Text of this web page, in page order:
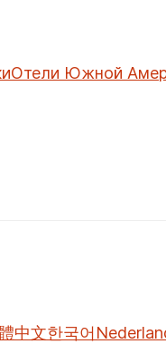
Отели Южной
中文한국어